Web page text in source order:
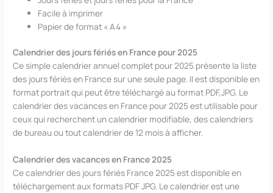
Facile à imprimer
Papier de format « A4 »
Calendrier des jours fériés en France pour 2025
Ce simple calendrier annuel complet pour 2025 présente la liste
des jours fériés en France sur une seule page. Il est disponible en
format portrait qui peut être téléchargé au format PDF,JPG. Le
calendrier des vacances en France pour 2025 est utilisable pour
ceux qui recherchent un calendrier modifiable, des calendriers
de bureau ou tout calendrier de 12 mois à afficher.
Calendrier des vacances en France 2025
Ce calendrier des jours fériés France 2025 est disponible en
téléchargement aux formats PDF JPG. Le calendrier est une